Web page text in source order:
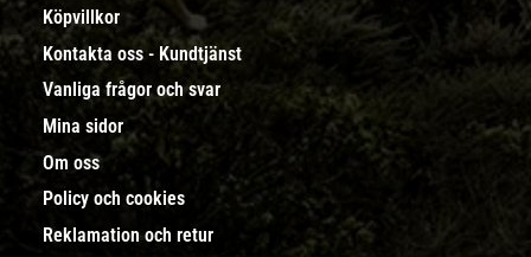
Köpvillkor
Kontakta oss - Kundtjänst
Vanliga frågor och svar
Mina sidor
Om oss
Policy och cookies
Reklamation och retur